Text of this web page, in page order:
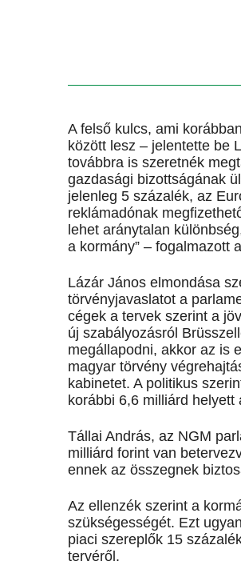
A felső kulcs, ami
között lesz – jelentette be
továbbra is szeretnék
gazdasági bizottságának
jelenleg 5 százalék, az
reklámadónak
lehet aránytalan
a kormány” – fogalmazott
Lázár János elmondása
törvényjavaslatot a
cégek a tervek szerint a
új szabályozásról
megállapodni, akkor az is
magyar törvény
kabinetet. A politikus
korábbi 6,6 milliárd
Tállai András, az NGM
milliárd forint van
ennek az összegnek
Az ellenzék szerint a
szükségességét. Ezt
piaci szereplők 15
tervéről.